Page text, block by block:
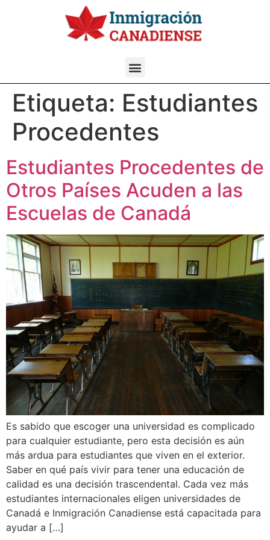
Etiqueta: Estudiantes
Procedentes
Estudiantes Procedentes de
Otros Países Acuden a las
Escuelas de Canadá
Es sabido que escoger una universidad es complicado
para cualquier estudiante, pero esta decisión es aún
más ardua para estudiantes que viven en el exterior.
Saber en qué país vivir para tener una educación de
calidad es una decisión trascendental. Cada vez más
estudiantes internacionales eligen universidades de
Canadá e Inmigración Canadiense está capacitada para
ayudar a […]